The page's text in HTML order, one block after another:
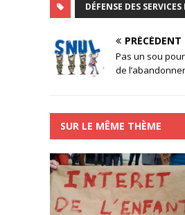
DÉFENSE DES
PRÉCÉDENT
Pas un sou
de
SUR LE MÊME THÈME